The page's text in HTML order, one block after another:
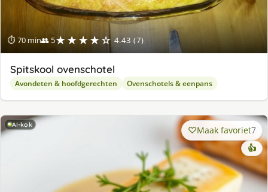
⏱ 70 min👥 5★★★★☆ 4.43 (7)
Spitskool ovenschotel
Avondeten & hoofdgerechten Ovenschotels & eenpans
AI-kok Maak favoriet7
👍